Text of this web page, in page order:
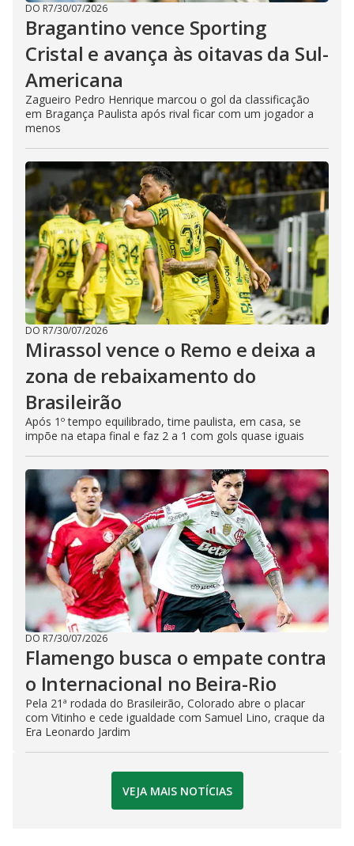
DO R7/30/07/2026
Bragantino vence Sporting
Cristal e avança às oitavas da Sul-
Americana
Zagueiro Pedro Henrique marcou o gol da classificação
em Bragança Paulista após rival ficar com um jogador a
menos
DO R7/30/07/2026
Mirassol vence o Remo e deixa a
zona de rebaixamento do
Brasileirão
Após 1º tempo equilibrado, time paulista, em casa, se
impõe na etapa final e faz 2 a 1 com gols quase iguais
DO R7/30/07/2026
Flamengo busca o empate contra
o Internacional no Beira-Rio
Pela 21ª rodada do Brasileirão, Colorado abre o placar
com Vitinho e cede igualdade com Samuel Lino, craque da
Era Leonardo Jardim
VEJA MAIS NOTÍCIAS